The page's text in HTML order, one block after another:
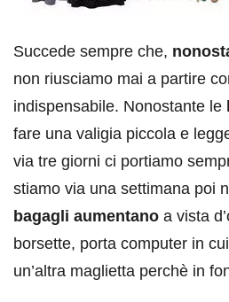
Succede sempre che,
non riusciamo mai a partire
indispensabile. Nonostante le
fare una valigia piccola e
via tre giorni ci portiamo
stiamo via una settimana poi
bagagli aumentano a vista
borsette, porta computer in
un’altra maglietta perchè in